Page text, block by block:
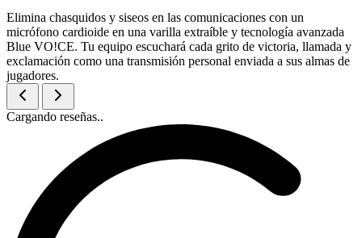
Elimina chasquidos y siseos en las comunicaciones con un
micrófono cardioide en una varilla extraíble y tecnología avanzada
Blue VO!CE. Tu equipo escuchará cada grito de victoria, llamada y
exclamación como una transmisión personal enviada a sus almas de
jugadores.
Cargando reseñas..